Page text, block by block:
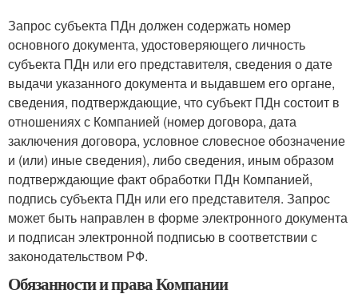
Запрос субъекта ПДн должен содержать номер
основного документа, удостоверяющего личность
субъекта ПДн или его представителя, сведения о дате
выдачи указанного документа и выдавшем его органе,
сведения, подтверждающие, что субъект ПДн состоит в
отношениях с Компанией (номер договора, дата
заключения договора, условное словесное обозначение
и (или) иные сведения), либо сведения, иным образом
подтверждающие факт обработки ПДн Компанией,
подпись субъекта ПДн или его представителя. Запрос
может быть направлен в форме электронного документа
и подписан электронной подписью в соответствии с
законодательством РФ.
Обязанности и права Компании